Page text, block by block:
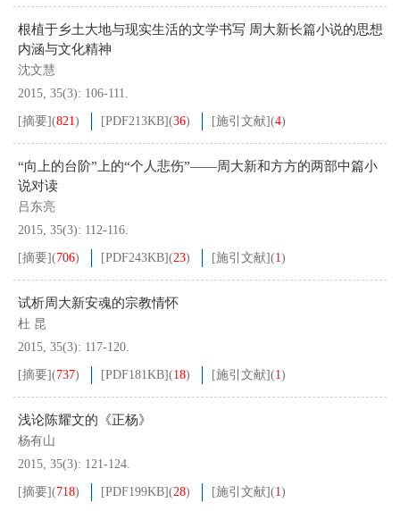
根植于乡土大地与现实生活的文学书写 周大新长篇小说的思想
内涵与文化精神
沈文慧
2015, 35(3): 106-111.
[摘要](821) [PDF213KB](36) [施引文献](4)
“向上的台阶”上的“个人悲伤”——周大新和方方的两部中篇小
说对读
吕东亮
2015, 35(3): 112-116.
[摘要](706) [PDF243KB](23) [施引文献](1)
试析周大新安魂的宗教情怀
杜 昆
2015, 35(3): 117-120.
[摘要](737) [PDF181KB](18) [施引文献](1)
浅论陈耀文的《正杨》
杨有山
2015, 35(3): 121-124.
[摘要](718) [PDF199KB](28) [施引文献](1)